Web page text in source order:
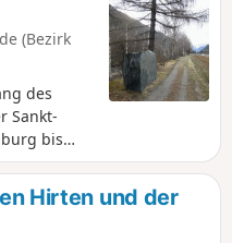
(Bezirk
des
Sankt-
bis
gut
soll
sein.
Hirten und der